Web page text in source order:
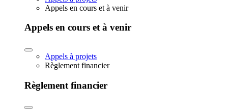
Appels en cours et à venir
Appels en cours et à venir
Appels à projets
Règlement financier
Règlement financier